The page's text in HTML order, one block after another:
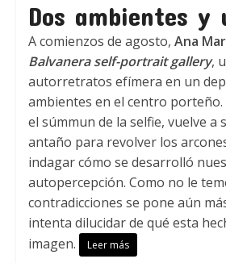
Dos ambientes y
A comienzos de agosto, Ana
Balvanera self-portrait gallery,
autorretratos efímera en un
ambientes en el centro porteño.
el súmmun de la selfie, vuelve a
antaño para revolver los
indagar cómo se desarrolló
autopercepción. Como no le
contradicciones se pone aún
intenta dilucidar de qué esta
imagen.
Leer más